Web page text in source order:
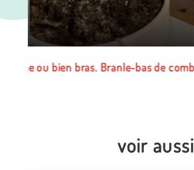
Heureusement aucune dent
voir aussi